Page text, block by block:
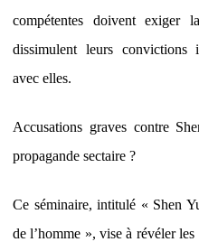
compétentes doivent exiger
dissimulent leurs convictions
avec elles.
Accusations graves contre
propagande sectaire ?
Ce séminaire, intitulé « Shen
de l’homme », vise à révéler